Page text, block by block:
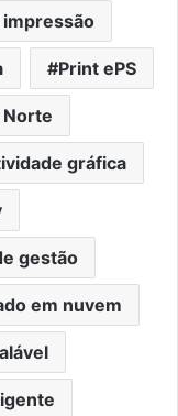
Print ePS
Norte
gráfica
gestão
em nuvem